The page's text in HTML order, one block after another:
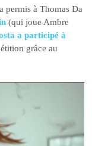
a permis à Thomas Da
(qui joue Ambre
a participé à
grâce au